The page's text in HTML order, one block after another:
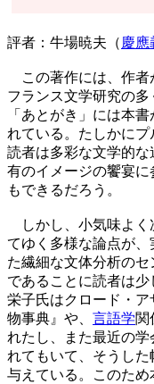
評者：牛場暁夫（ 慶應
この著作には、作者
フランス文学研究の多
「あとがき」には本
れている。たしかにプ
読者は多彩な文学的
有のイメージの饗宴
もできるだろう。
しかし、小気味よく
てゆく多様な論点が、
た繊細な文体分析の
であることに読者は
栄子氏はクロード・ア
物事典』や、 言語学関
れたし、また最近の
れてもいて、そうし
与えている。このた